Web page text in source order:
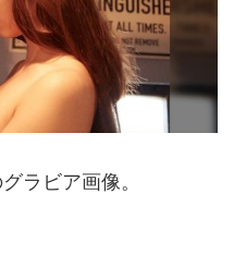
ラビア画像。